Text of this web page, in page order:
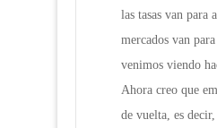
las tasas van para
mercados van
venimos viendo
Ahora creo que
de vuelta, es